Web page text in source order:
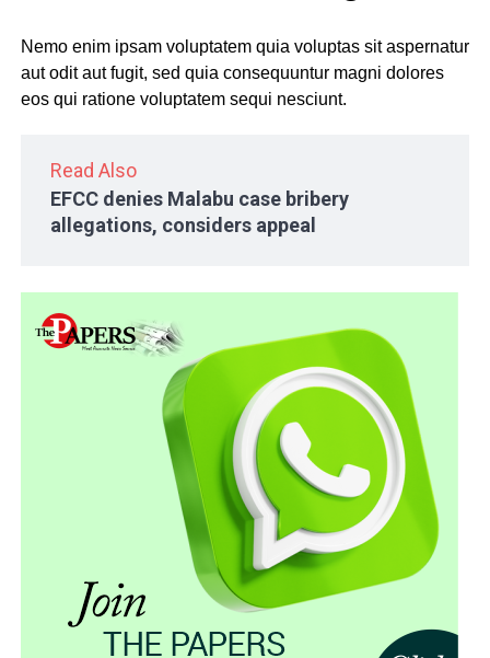
Nemo enim ipsam voluptatem quia voluptas sit aspernatur
aut odit aut fugit, sed quia consequuntur magni dolores
eos qui ratione voluptatem sequi nesciunt.
Read Also
EFCC denies Malabu case bribery
allegations, considers appeal